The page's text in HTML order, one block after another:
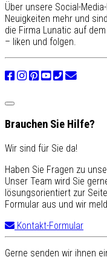
Über unsere Social-
Neuigkeiten mehr und
die Firma Lunatic auf
– liken und folgen.
Brauchen Sie Hilfe?
Wir sind für Sie da!
Haben Sie Fragen zu
Unser Team wird Sie
lösungsorientiert zur
Formular aus und wir
Kontakt-Formular
Gerne senden wir ihnen